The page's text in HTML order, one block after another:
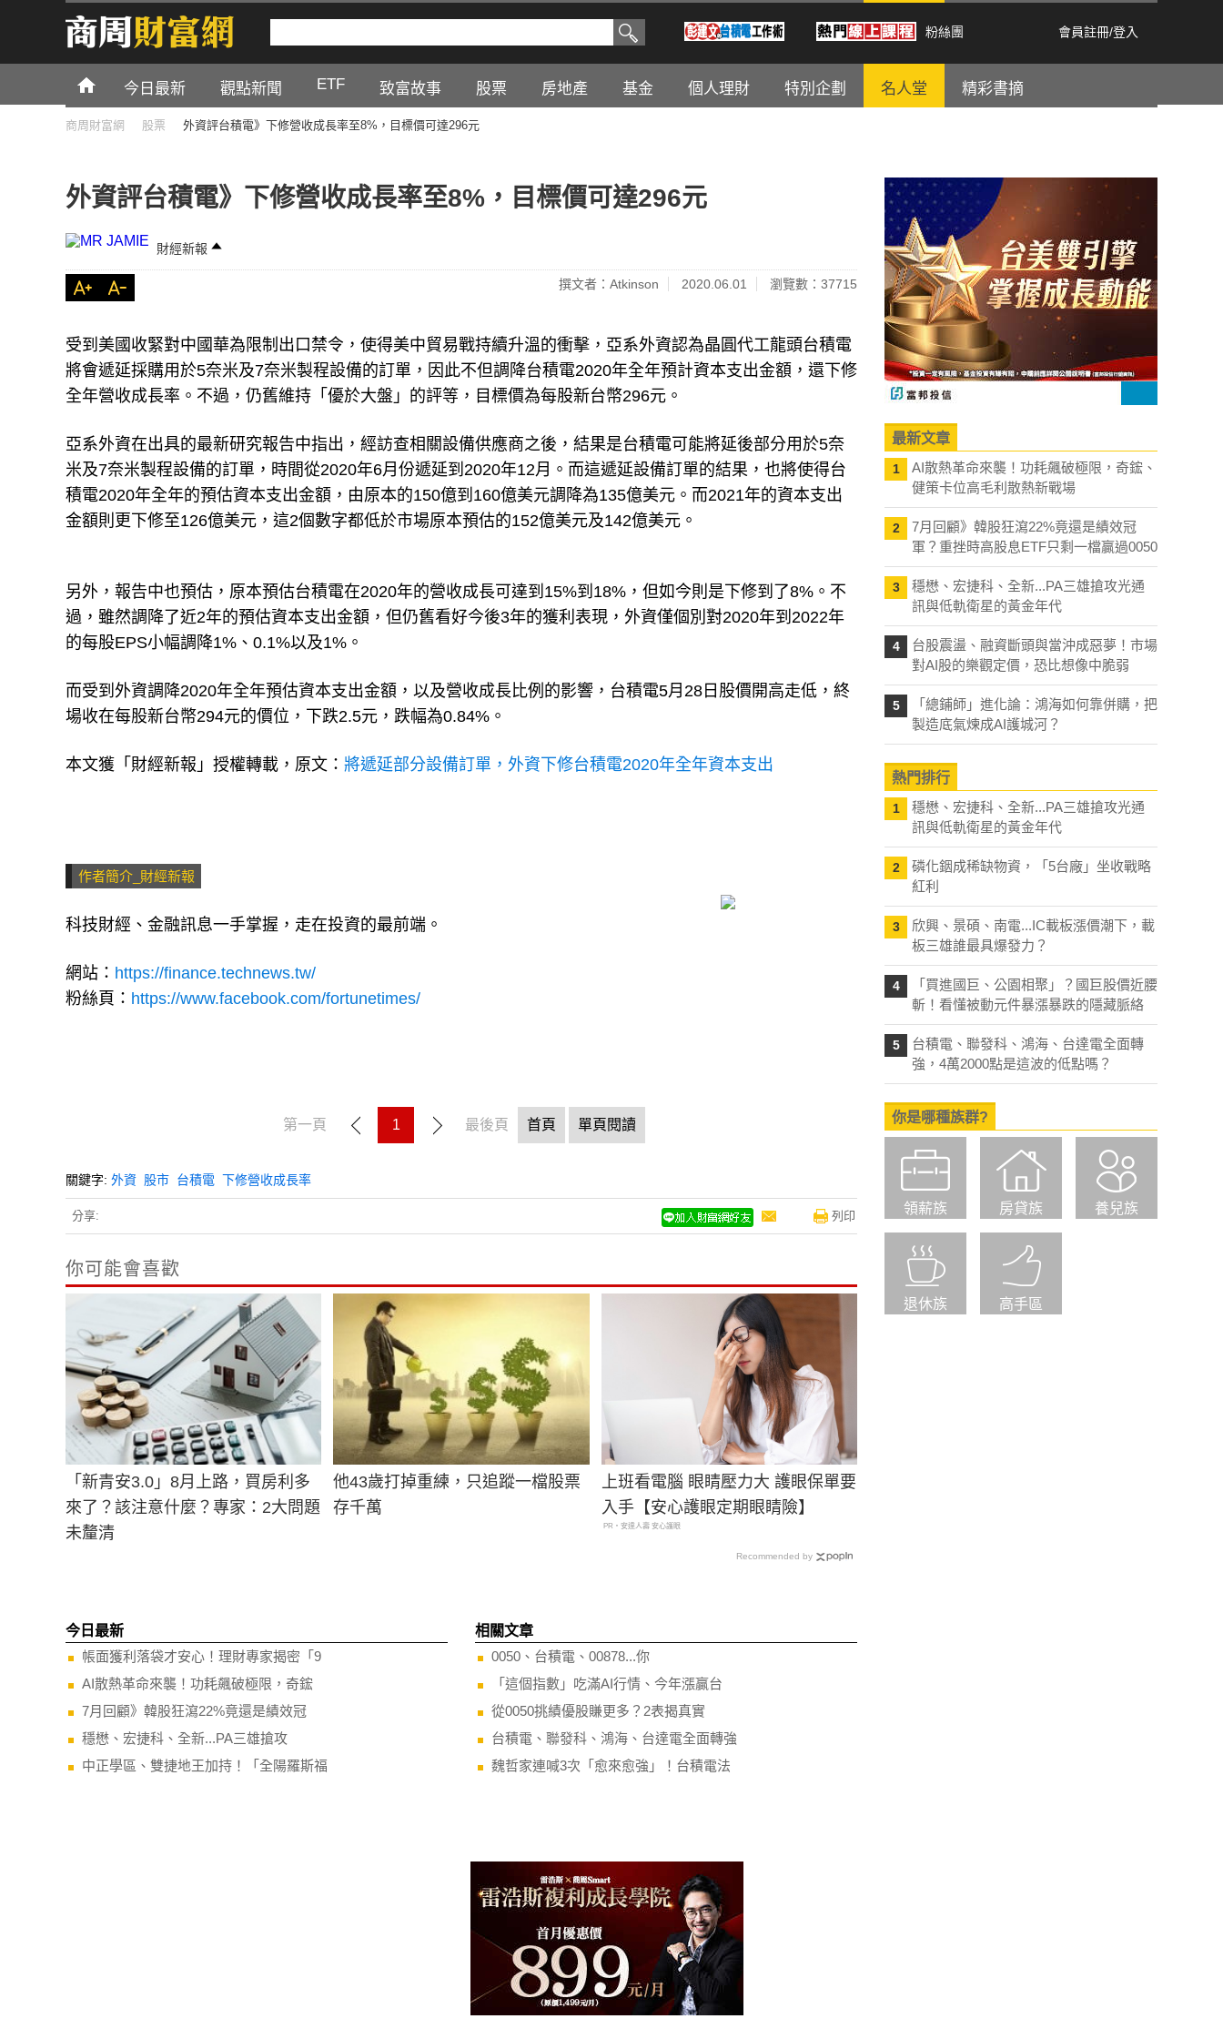
粉絲團 會員註冊/登入
今日最新 觀點新聞 ETF 致富故事 股票 房地產 基金 個人理財 特別企劃 名人堂 精彩書摘
商周財富網 股票 外資評台積電》下修營收成長率至8%，目標價可達296元
外資評台積電》下修營收成長率至8%，目標價可達296元
財經新報
撰文者：Atkinson 2020.06.01 瀏覽數：37715
受到美國收緊對中國華為限制出口禁令，使得美中貿易戰持續升溫的衝擊，亞系外資認為晶圓代工龍頭台積電
將會遞延採購用於5奈米及7奈米製程設備的訂單，因此不但調降台積電2020年全年預計資本支出金額，還下修
全年營收成長率。不過，仍舊維持「優於大盤」的評等，目標價為每股新台幣296元。
亞系外資在出具的最新研究報告中指出，經訪查相關設備供應商之後，結果是台積電可能將延後部分用於5奈
米及7奈米製程設備的訂單，時間從2020年6月份遞延到2020年12月。而這遞延設備訂單的結果，也將使得台
積電2020年全年的預估資本支出金額，由原本的150億到160億美元調降為135億美元。而2021年的資本支出
金額則更下修至126億美元，這2個數字都低於市場原本預估的152億美元及142億美元。
另外，報告中也預估，原本預估台積電在2020年的營收成長可達到15%到18%，但如今則是下修到了8%。不
過，雖然調降了近2年的預估資本支出金額，但仍舊看好今後3年的獲利表現，外資僅個別對2020年到2022年
的每股EPS小幅調降1%、0.1%以及1%。
而受到外資調降2020年全年預估資本支出金額，以及營收成長比例的影響，台積電5月28日股價開高走低，終
場收在每股新台幣294元的價位，下跌2.5元，跌幅為0.84%。
本文獲「財經新報」授權轉載，原文： 將遞延部分設備訂單，外資下修台積電2020年全年資本支出
作者簡介_財經新報
科技財經、金融訊息一手掌握，走在投資的最前端。
網站： https://finance.technews.tw/
粉絲頁： https://www.facebook.com/fortunetimes/
第一頁 1 最後頁 首頁 單頁閱讀
關鍵字: 外資 股市 台積電 下修營收成長率
分享: 列印
你可能會喜歡
「新青安3.0」8月上路，買房利多
來了？該注意什麼？專家：2大問題
未釐清
他43歲打掉重練，只追蹤一檔股票
存千萬
上班看電腦 眼睛壓力大 護眼保單要
入手【安心護眼定期眼睛險】
PR・安達人壽 安心護眼
Recommended by
今日最新
帳面獲利落袋才安心！理財專家揭密「9
AI散熱革命來襲！功耗飆破極限，奇鋐
7月回顧》韓股狂瀉22%竟還是績效冠
穩懋、宏捷科、全新...PA三雄搶攻
中正學區、雙捷地王加持！「全陽羅斯福
相關文章
0050、台積電、00878...你
「這個指數」吃滿AI行情、今年漲贏台
從0050挑績優股賺更多？2表揭真實
台積電、聯發科、鴻海、台達電全面轉強
魏哲家連喊3次「愈來愈強」！台積電法
最新文章
1
AI散熱革命來襲！功耗飆破極限，奇鋐、
健策卡位高毛利散熱新戰場
2
7月回顧》韓股狂瀉22%竟還是績效冠
軍？重挫時高股息ETF只剩一檔贏過0050
3
穩懋、宏捷科、全新...PA三雄搶攻光通
訊與低軌衛星的黃金年代
4
台股震盪、融資斷頭與當沖成惡夢！市場
對AI股的樂觀定價，恐比想像中脆弱
5
「總鋪師」進化論：鴻海如何靠併購，把
製造底氣煉成AI護城河？
熱門排行
1
穩懋、宏捷科、全新...PA三雄搶攻光通
訊與低軌衛星的黃金年代
2
磷化銦成稀缺物資，「5台廠」坐收戰略
紅利
3
欣興、景碩、南電...IC載板漲價潮下，載
板三雄誰最具爆發力？
4
「買進國巨、公園相聚」？國巨股價近腰
斬！看懂被動元件暴漲暴跌的隱藏脈絡
5
台積電、聯發科、鴻海、台達電全面轉
強，4萬2000點是這波的低點嗎？
你是哪種族群?
領薪族 房貸族 養兒族
退休族 高手區